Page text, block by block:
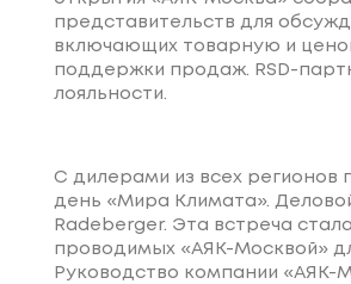
представительств для
включающих товарную и
поддержки продаж. RSD-
лояльности.
С дилерами из всех регионов
день «Мира Климата».
Radeberger. Эта встреча
проводимых «АЯК-Москвой»
Руководство компании «АЯК-